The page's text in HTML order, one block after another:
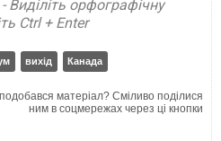
орфографічну
Ctrl + Enter
вихід Канада
матеріал? Сміливо поділися
ним в соцмережах через ці кнопки